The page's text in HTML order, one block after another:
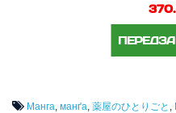
Манга, манґа, 薬屋のひとりごと ,